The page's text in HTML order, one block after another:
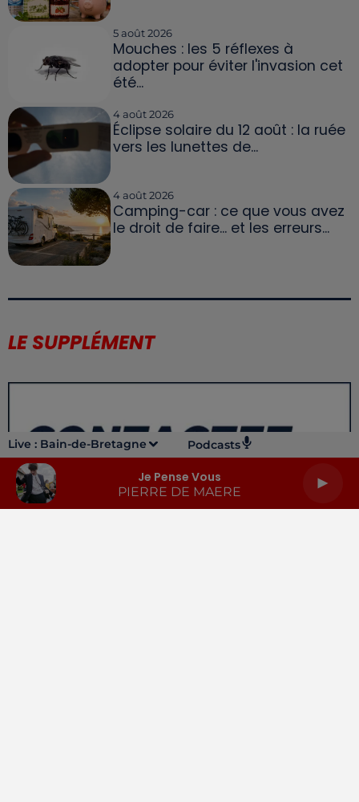
Live : Bain-de-Bretagne Podcasts
Je Pense Vous
PIERRE DE MAERE
5 août 2026
Mouches : les 5 réflexes à
adopter pour éviter l'invasion cet
été...
4 août 2026
Éclipse solaire du 12 août : la ruée
vers les lunettes de...
4 août 2026
Camping-car : ce que vous avez
le droit de faire... et les erreurs...
LE SUPPLÉMENT